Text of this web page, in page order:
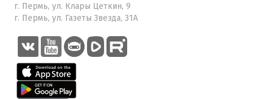
г. Пермь, ул. Клары Цеткин, 9
г. Пермь, ул. Газеты Звезда, 31А